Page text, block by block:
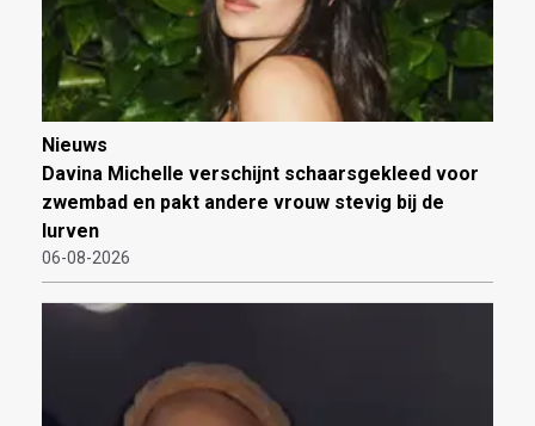
Nieuws
Davina Michelle verschijnt schaarsgekleed voor
zwembad en pakt andere vrouw stevig bij de
lurven
06-08-2026